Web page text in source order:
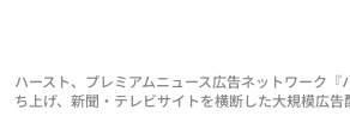
ハースト、プレミアムニュース広告ネットワーク『
ち上げ、新聞・テレビサイトを横断した大規模広告